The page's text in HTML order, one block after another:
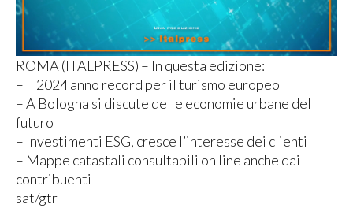
ROMA (ITALPRESS) – In questa edizione:
– Il 2024 anno record per il turismo europeo
– A Bologna si discute delle economie urbane del
futuro
– Investimenti ESG, cresce l’interesse dei clienti
– Mappe catastali consultabili on line anche dai
contribuenti
sat/gtr